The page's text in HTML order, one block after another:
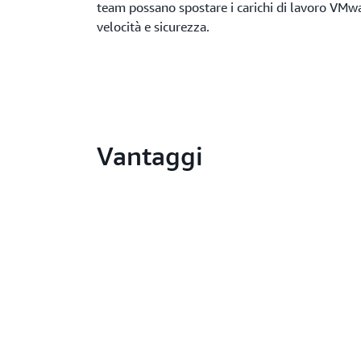
team possano spostare i carichi di lavoro
velocità e sicurezza.
Vantaggi